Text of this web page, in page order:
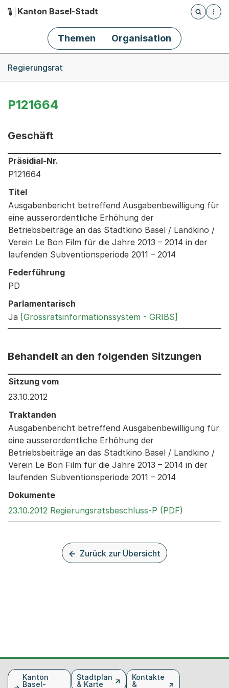
Hauptnavigation
Kanton Basel-Stadt
Öffnet
Themen Organisation
Regierungsrat
P121664
Geschäft
Informationen zum Ausgewählten Geschäft
Präsidial-Nr.
P121664
Titel
Ausgabenbericht betreffend Ausgabenbewilligung für
eine ausserordentliche Erhöhung der
Betriebsbeiträge an das Stadtkino Basel / Landkino /
Verein Le Bon Film für die Jahre 2013 – 2014 in der
laufenden Subventionsperiode 2011 – 2014
Federführung
PD
Parlamentarisch
Ja [Grossratsinformationssystem - GRIBS]
Behandelt an den folgenden Sitzungen
Behandelt an den folgenden Sitzungen: Informationen
Sitzung vom
23.10.2012
Traktanden
Ausgabenbericht betreffend Ausgabenbewilligung für
eine ausserordentliche Erhöhung der
Betriebsbeiträge an das Stadtkino Basel / Landkino /
Verein Le Bon Film für die Jahre 2013 – 2014 in der
laufenden Subventionsperiode 2011 – 2014
Dokumente
23.10.2012 Regierungsratsbeschluss-P (PDF)
Zurück zur Übersicht
FusszeileKanton
Basel-
Stadtplan
& Karte
Kontakte
&